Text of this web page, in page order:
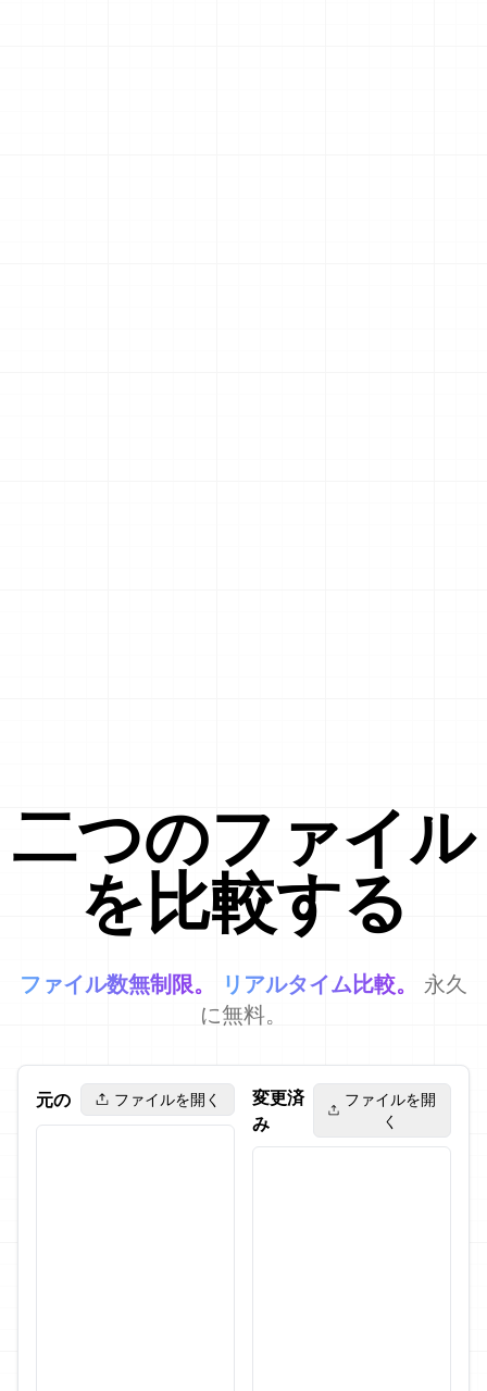
二つのファイル
を比較する
ファイル数無制限。 リアルタイム比較。
永久
に無料。
元の ファイルを開く
変更済
み
ファイルを開
く